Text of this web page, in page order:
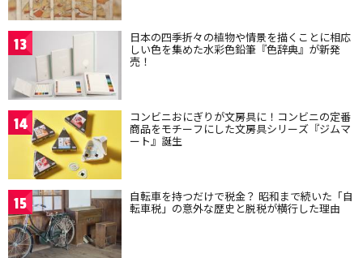
13 日本の四季折々の植物や情景を描くことに相応
しい色を集めた水彩色鉛筆『色辞典』が新発
売！
14 コンビニおにぎりが文房具に！コンビニの定番
商品をモチーフにした文房具シリーズ『ジムマ
ート』誕生
15 自転車を持つだけで税金？ 昭和まで続いた「自
転車税」の意外な歴史と脱税が横行した理由